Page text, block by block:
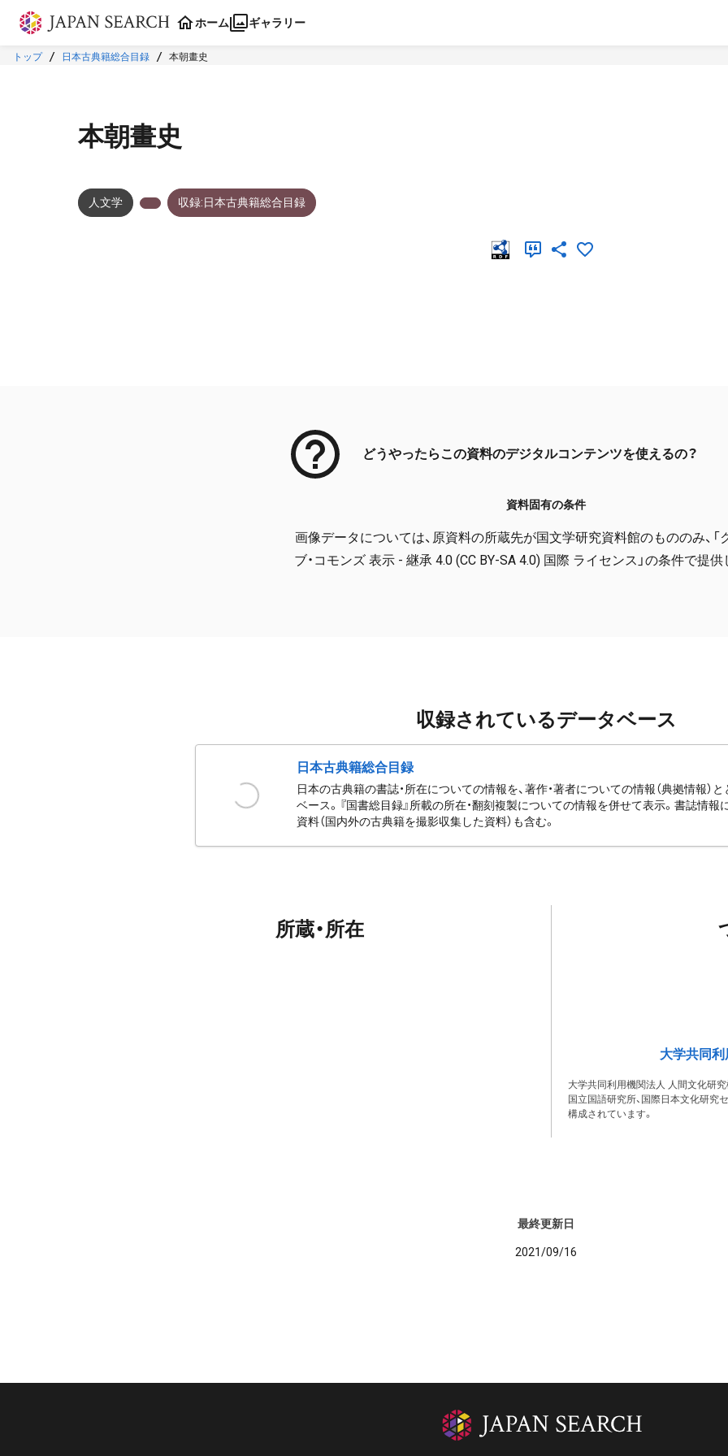
本文に飛ぶ
ホーム ギャラリー
トップ 日本古典籍総合目録 本朝畫史
本朝畫史
人文学 収録:日本古典籍総合目録
どうやったらこの資料のデジタルコンテンツを使えるの？
資料固有の条件
画像データについては、原資料の所蔵先が国文学研究資料館のもののみ、「
ブ・コモンズ 表示 - 継承 4.0 (CC BY-SA 4.0) 国際 ライセンス」の条件で提供
収録されているデータベース
日本古典籍総合目録
日本の古典籍の書誌・所在についての情報を、著作・著者についての情報（典拠情報）
ベース。『国書総目録』所載の所在・翻刻複製についての情報を併せて表示。書誌情報
資料（国内外の古典籍を撮影収集した資料）も含む。
所蔵・所在
大学共同
大学共同利用機関法人 人間文化研究
国立国語研究所、国際日本文化研究
構成されています。
最終更新日
2021/09/16